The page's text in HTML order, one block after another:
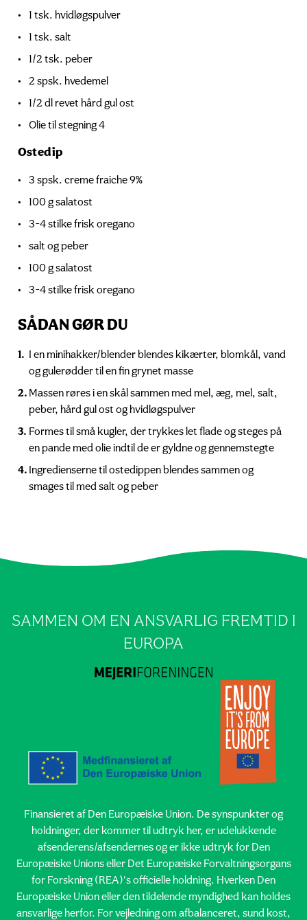
1 tsk. hvidløgspulver
1 tsk. salt
1/2 tsk. peber
2 spsk. hvedemel
1/2 dl revet hård gul ost
Olie til stegning 4
Ostedip
3 spsk. creme fraiche 9%
100 g salatost
3-4 stilke frisk oregano
salt og peber
100 g salatost
3-4 stilke frisk oregano
SÅDAN GØR DU
I en minihakker/blender blendes kikærter, blomkål, vand
og gulerødder til en fin grynet masse
Massen røres i en skål sammen med mel, æg, mel, salt,
peber, hård gul ost og hvidløgspulver
Formes til små kugler, der trykkes let flade og steges på
en pande med olie indtil de er gyldne og gennemstegte
Ingredienserne til ostedippen blendes sammen og
smages til med salt og peber
SAMMEN OM EN ANSVARLIG FREMTID I
EUROPA
Finansieret af Den Europæiske Union. De synspunkter og
holdninger, der kommer til udtryk her, er udelukkende
afsenderens/afsendernes og er ikke udtryk for Den
Europæiske Unions eller Det Europæiske Forvaltningsorgans
for Forskning (REA)'s officielle holdning. Hverken Den
Europæiske Union eller den tildelende myndighed kan holdes
ansvarlige herfor. For vejledning om afbalanceret, sund kost,